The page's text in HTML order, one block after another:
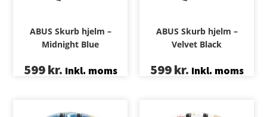
ABUS Skurb hjelm –
Midnight Blue
599kr. Inkl. moms
ABUS Skurb hjelm –
Velvet Black
599kr. Inkl. moms